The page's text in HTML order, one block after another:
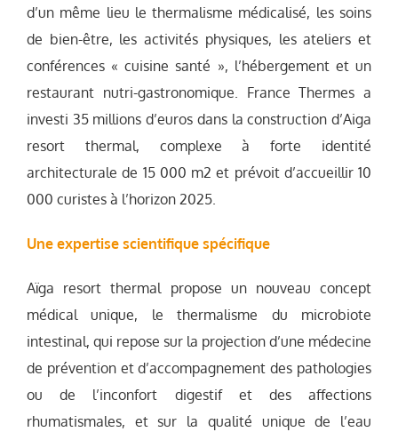
d’un même lieu le thermalisme médicalisé, les soins
de bien-être, les activités physiques, les ateliers et
conférences « cuisine santé », l’hébergement et un
restaurant nutri-gastronomique. France Thermes a
investi 35 millions d’euros dans la construction d’Aiga
resort thermal, complexe à forte identité
architecturale de 15 000 m2 et prévoit d’accueillir 10
000 curistes à l’horizon 2025.
Une expertise scientifique spécifique
Aïga resort thermal propose un nouveau concept
médical unique, le thermalisme du microbiote
intestinal, qui repose sur la projection d’une médecine
de prévention et d’accompagnement des pathologies
ou de l’inconfort digestif et des affections
rhumatismales, et sur la qualité unique de l’eau